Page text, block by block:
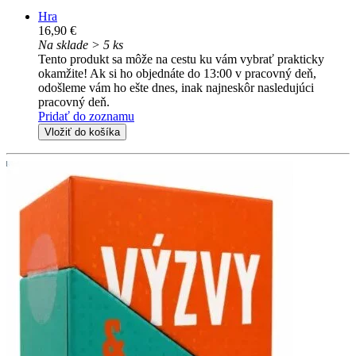
Hra
16,90 €
Na sklade > 5 ks
Tento produkt sa môže na cestu ku vám vybrať prakticky
okamžite! Ak si ho objednáte do 13:00 v pracovný deň,
odošleme vám ho ešte dnes, inak najneskôr nasledujúci
pracovný deň.
Pridať do zoznamu
Vložiť do košíka